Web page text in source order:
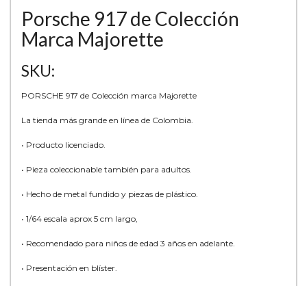
Porsche 917 de Colección
Marca Majorette
SKU:
PORSCHE 917 de Colección marca Majorette
La tienda más grande en línea de Colombia.
• Producto licenciado.
• Pieza coleccionable también para adultos.
• Hecho de metal fundido y piezas de plástico.
• 1/64 escala aprox 5 cm largo,
• Recomendado para niños de edad 3 años en adelante.
• Presentación en blíster.